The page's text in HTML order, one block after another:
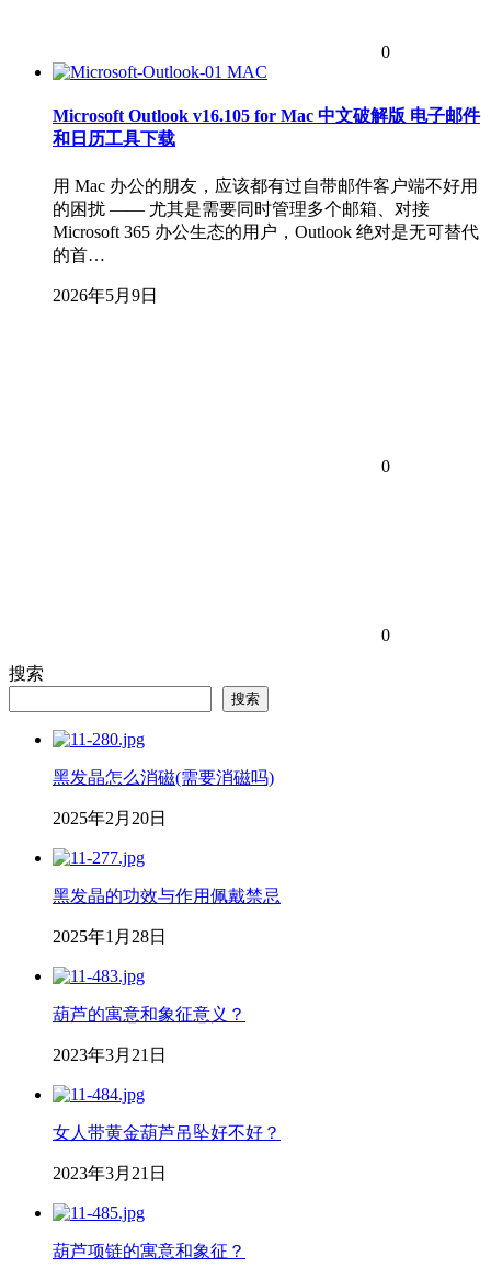
0
MAC
Microsoft Outlook v16.105 for Mac 中文破解版 电子邮件
和日历工具下载
用 Mac 办公的朋友，应该都有过自带邮件客户端不好用
的困扰 —— 尤其是需要同时管理多个邮箱、对接
Microsoft 365 办公生态的用户，Outlook 绝对是无可替代
的首…
2026年5月9日
0
0
搜索
搜索
黑发晶怎么消磁(需要消磁吗)
2025年2月20日
黑发晶的功效与作用佩戴禁忌
2025年1月28日
葫芦的寓意和象征意义？
2023年3月21日
女人带黄金葫芦吊坠好不好？
2023年3月21日
葫芦项链的寓意和象征？